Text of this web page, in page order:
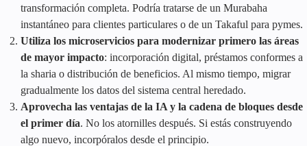
transformación completa. Podría tratarse de un Murabaha
instantáneo para clientes particulares o de un Takaful para pymes.
Utiliza los microservicios para modernizar primero las áreas
de mayor impacto: incorporación digital, préstamos conformes a
la sharia o distribución de beneficios. Al mismo tiempo, migrar
gradualmente los datos del sistema central heredado.
Aprovecha las ventajas de la IA y la cadena de bloques desde
el primer día. No los atornilles después. Si estás construyendo
algo nuevo, incorpóralos desde el principio.